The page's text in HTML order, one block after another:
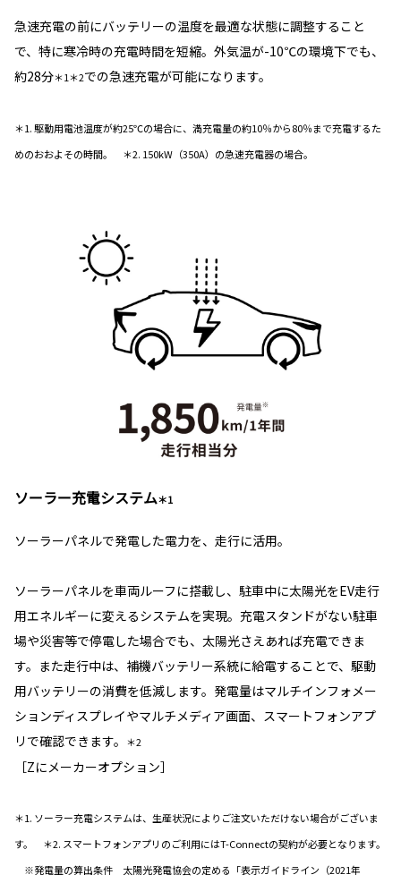
急速充電の前にバッテリーの温度を最適な状態に調整すること
で、特に寒冷時の充電時間を短縮。外気温が-10℃の環境下でも、
約28分＊1＊2での急速充電が可能になります。
＊1. 駆動用電池温度が約25℃の場合に、満充電量の約10％から80％まで充電するた
めのおおよその時間。 ＊2. 150kW（350A）の急速充電器の場合。
ソーラー充電システム＊1
ソーラーパネルで発電した電力を、走行に活用。
ソーラーパネルを車両ルーフに搭載し、駐車中に太陽光をEV走行
用エネルギーに変えるシステムを実現。充電スタンドがない駐車
場や災害等で停電した場合でも、太陽光さえあれば充電できま
す。また走行中は、補機バッテリー系統に給電することで、駆動
用バッテリーの消費を低減します。発電量はマルチインフォメー
ションディスプレイやマルチメディア画面、スマートフォンアプ
リで確認できます。
＊2
［Zにメーカーオプション］
＊1. ソーラー充電システムは、生産状況によりご注文いただけない場合がございま
す。 ＊2. スマートフォンアプリのご利用にはT-Connectの契約が必要となります。
※発電量の算出条件 太陽光発電協会の定める「表示ガイドライン（2021年